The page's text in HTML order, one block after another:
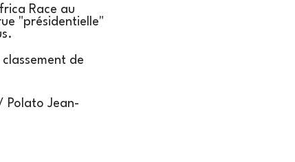
Race au
"présidentielle"
de
Polato Jean-